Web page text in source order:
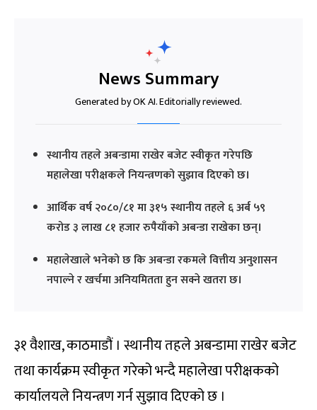
News Summary
Generated by OK AI. Editorially reviewed.
स्थानीय तहले अबन्डामा राखेर बजेट स्वीकृत गरेपछि
महालेखा परीक्षकले नियन्त्रणको सुझाव दिएको छ।
आर्थिक वर्ष २०८०/८१ मा ३१५ स्थानीय तहले ६ अर्ब ५९
करोड ३ लाख ८१ हजार रुपैयाँको अबन्डा राखेका छन्।
महालेखाले भनेको छ कि अबन्डा रकमले वित्तीय अनुशासन
नपाल्ने र खर्चमा अनियमितता हुन सक्ने खतरा छ।
३१ वैशाख, काठमाडौं । स्थानीय तहले अबन्डामा राखेर बजेट
तथा कार्यक्रम स्वीकृत गरेको भन्दै महालेखा परीक्षकको
कार्यालयले नियन्त्रण गर्न सुझाव दिएको छ ।